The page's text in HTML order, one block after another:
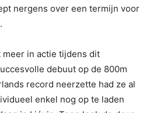
nergens over een termijn voor
meer in actie tijdens dit
debuut op de 800m
record neerzette had ze al
enkel nog op te laden